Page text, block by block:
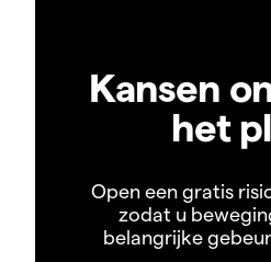
Kansen
het
Open een gratis
zodat u
belangrijke